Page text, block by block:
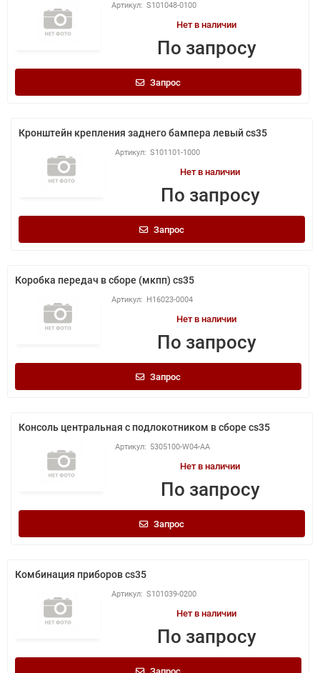
S101048-0100
Нет в наличии
По запросу
Запрос
Кронштейн крепления заднего бампера левый cs35
S101101-1000
Нет в наличии
По запросу
Запрос
Коробка передач в сборе (мкпп) cs35
H16023-0004
Нет в наличии
По запросу
Запрос
Консоль центральная с подлокотником в сборе cs35
5305100-W04-AA
Нет в наличии
По запросу
Запрос
Комбинация приборов cs35
S101039-0200
Нет в наличии
По запросу
Запрос